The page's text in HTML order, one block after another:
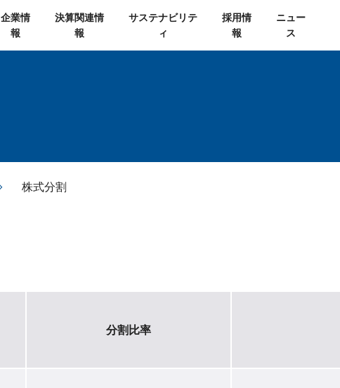
企業情
報
決算関連情
報
サステナビリテ
ィ
採用情
報
ニュー
ス
株式分割
分割比率